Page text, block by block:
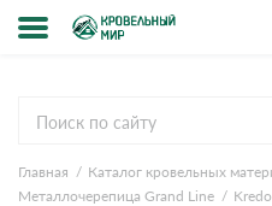
компании
и оплата
Главная Каталог кровельных
Металлочерепица Grand Line
Kredo